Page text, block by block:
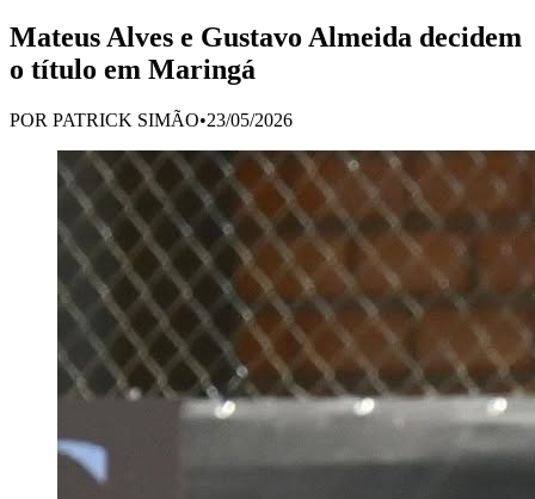
Mateus Alves e Gustavo Almeida decidem
o título em Maringá
POR PATRICK SIMÃO•23/05/2026